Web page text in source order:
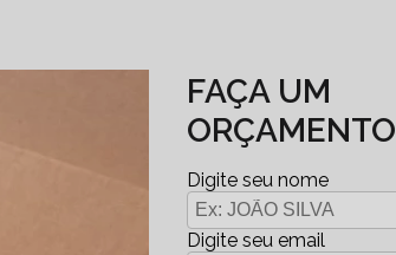
FAÇA UM
ORÇAMENTO
Digite seu nome
Digite seu email